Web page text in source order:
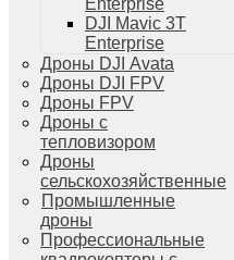
Дроны
Системы и комплексы
РЭБ Капюшон
РЭБ Тетраэдр
РЭБ Ромашка
Подавители БПЛА
Детекторы БПЛА
Комплектующие для
Спутниковая
Зарядные
Enterprise
DJI Mavic 3T
Enterprise
Дроны DJI Avata
Дроны DJI FPV
Дроны FPV
Дроны с
тепловизором
Дроны
сельскохозяйственные
Промышленные
дроны
Профессиональные